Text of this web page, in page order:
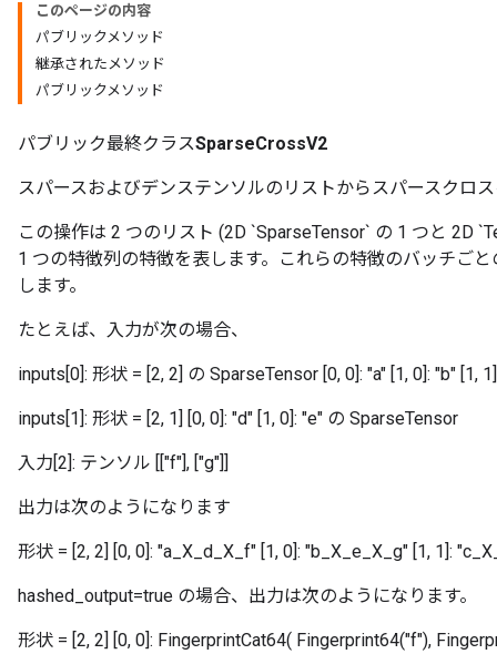
このページの内容
パブリックメソッド
継承されたメソッド
パブリックメソッド
パブリック最終クラスSparseCrossV2
スパースおよびデンステンソルのリストからスパースクロ
この操作は 2 つのリスト (2D `SparseTensor` の 1 つと 2D
1 つの特徴列の特徴を表します。これらの特徴のバッチご
します。
たとえば、入力が次の場合、
inputs[0]: 形状 = [2, 2] の SparseTensor [0, 0]: "a" [1, 0]: "b" [1,
inputs[1]: 形状 = [2, 1] [0, 0]: "d" [1, 0]: "e" の SparseTensor
入力[2]: テンソル [["f"], ["g"]]
出力は次のようになります
形状 = [2, 2] [0, 0]: "a_X_d_X_f" [1, 0]: "b_X_e_X_g" [1, 1]:
hashed_output=true の場合、出力は次のようになります。
形状 = [2, 2] [0, 0]: FingerprintCat64( Fingerprint64("f"),